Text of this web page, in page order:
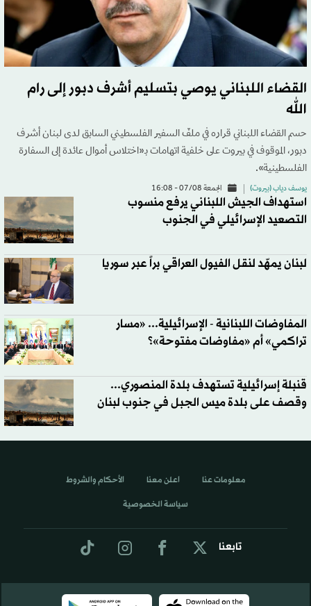
القضاء اللبناني يوصي بتسليم أشرف دبور إلى رام
الله
حسم القضاء اللبناني قراره في ملفّ السفير الفلسطيني السابق لدى لبنان أشرف
دبور، الموقوف في بيروت على خلفية اتهامات بـ«اختلاس أموال عائدة إلى السفارة
الفلسطينية».
يوسف دياب (بيروت) الجمعة 07/08 - 16:08
استهداف الجيش اللبناني يرفع منسوب
التصعيد الإسرائيلي في الجنوب
لبنان يمهّد لنقل الفيول العراقي براً عبر سوريا
المفاوضات اللبنانية - الإسرائيلية... «مسار
تراكمي» أم «مفاوضات مفتوحة»؟
قنبلة إسرائيلية تستهدف بلدة المنصوري...
وقصف على بلدة ميس الجبل في جنوب لبنان
تابعنا
معلومات عنا اعلن معنا الأحكام والشروط
سياسة الخصوصية